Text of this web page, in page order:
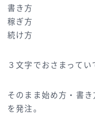
書き方
稼ぎ方
続け方
３文字でおさまってい
そのまま始め方・書
を発注。